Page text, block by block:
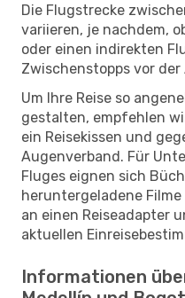
Die Flugstrecke
variieren, je nachdem,
oder einen indirekten
Zwischenstopps vor
Um Ihre Reise so
gestalten, empfehlen
ein Reisekissen und
Augenverband. Für
Fluges eignen sich
heruntergeladene Filme
an einen Reiseadapter
aktuellen
Informationen